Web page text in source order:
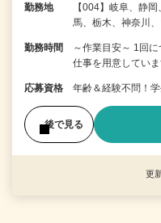
勤務地
【004】岐阜、静
馬、栃木、神奈川
勤務時間
～作業目安～ 1回
仕事を用意してい
応募資格 年齢＆経験不問！
後で見る
更